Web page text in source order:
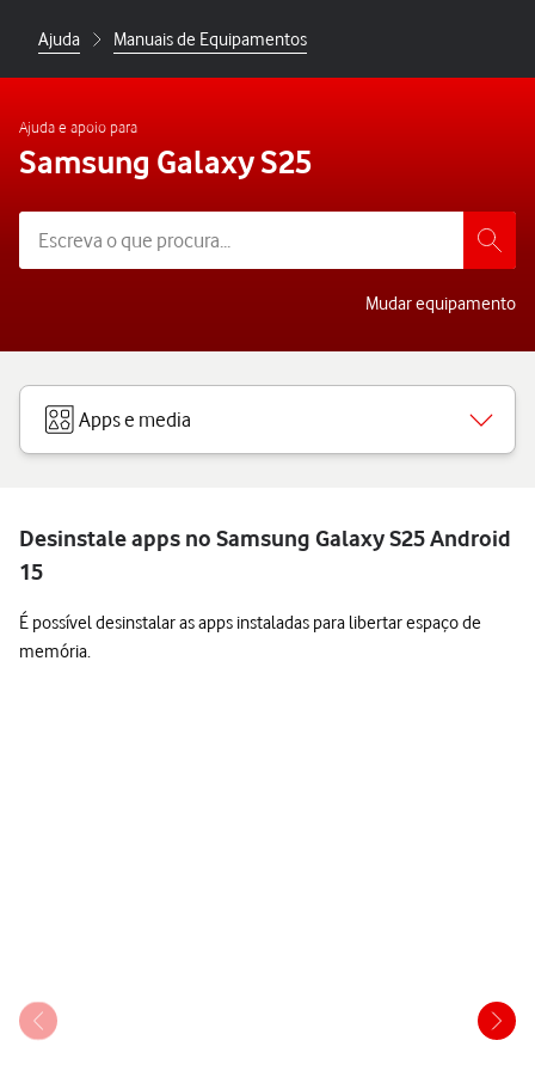
Ajuda Manuais de Equipamentos
Ajuda e apoio para
Samsung Galaxy S25
Mudar equipamento
Apps e media
Desinstale apps no Samsung Galaxy S25 Android
15
É possível desinstalar as apps instaladas para libertar espaço de
memória.